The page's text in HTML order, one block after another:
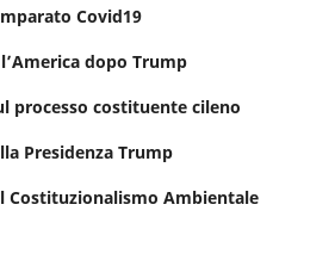
Covid19
dopo Trump
processo costituente cileno
Presidenza Trump
Costituzionalismo Ambientale